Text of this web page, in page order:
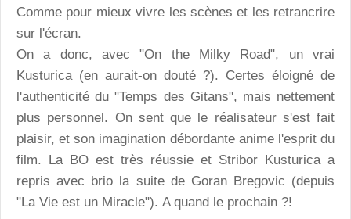
Comme pour mieux vivre les scènes et les retrancrire
sur l'écran.
On a donc, avec "On the Milky Road", un vrai
Kusturica (en aurait-on douté ?). Certes éloigné de
l'authenticité du "Temps des Gitans", mais nettement
plus personnel. On sent que le réalisateur s'est fait
plaisir, et son imagination débordante anime l'esprit du
film. La BO est très réussie et Stribor Kusturica a
repris avec brio la suite de Goran Bregovic (depuis
"La Vie est un Miracle"). A quand le prochain ?!